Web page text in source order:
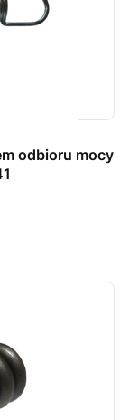
odbioru mocy